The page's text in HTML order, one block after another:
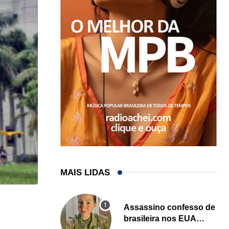
HISTÓRICO
Açaí é reconhecido oficialmente como fruto
MAIS LIDAS
Assassino confesso de
brasileira nos EUA